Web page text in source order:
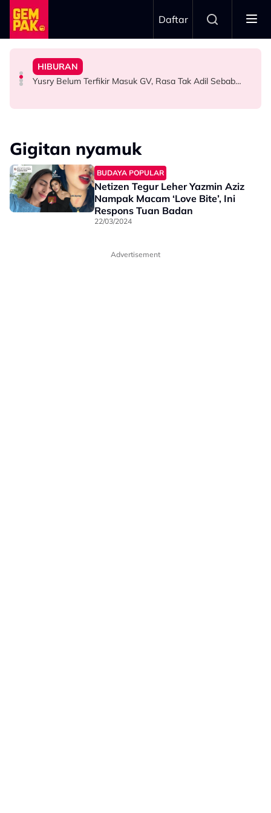
Skip to main content
Daftar
“Harapnya Tahun Ini Terakhir La Untuk Saya…” - Ezzanie
Jasny
HIBURAN
Yusry Belum Terfikir Masuk GV, Rasa Tak Adil Sebab…
TERBANG Bawa Legasi Rali Negara Ke Art Of Speed
2026
Big Stage Rocketfuel: Didakwa Cuba Jadi Aina Abdul,
Ranisha Jawab: “Bagi Saya Itu Satu…”
Gigitan nyamuk
BUDAYA POPULAR
Netizen Tegur Leher Yazmin Aziz
Nampak Macam ‘Love Bite’, Ini
Respons Tuan Badan
22/03/2024
Advertisement